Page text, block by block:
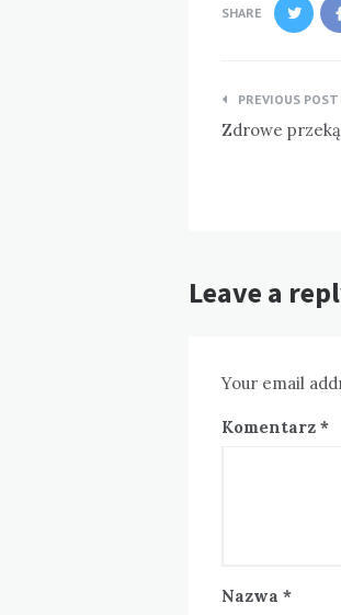
SHARE
Nawigacja
wpisu
PREVIOUS POST
Zdrowe
Leave a
Your email
Komentarz *
Nazwa *